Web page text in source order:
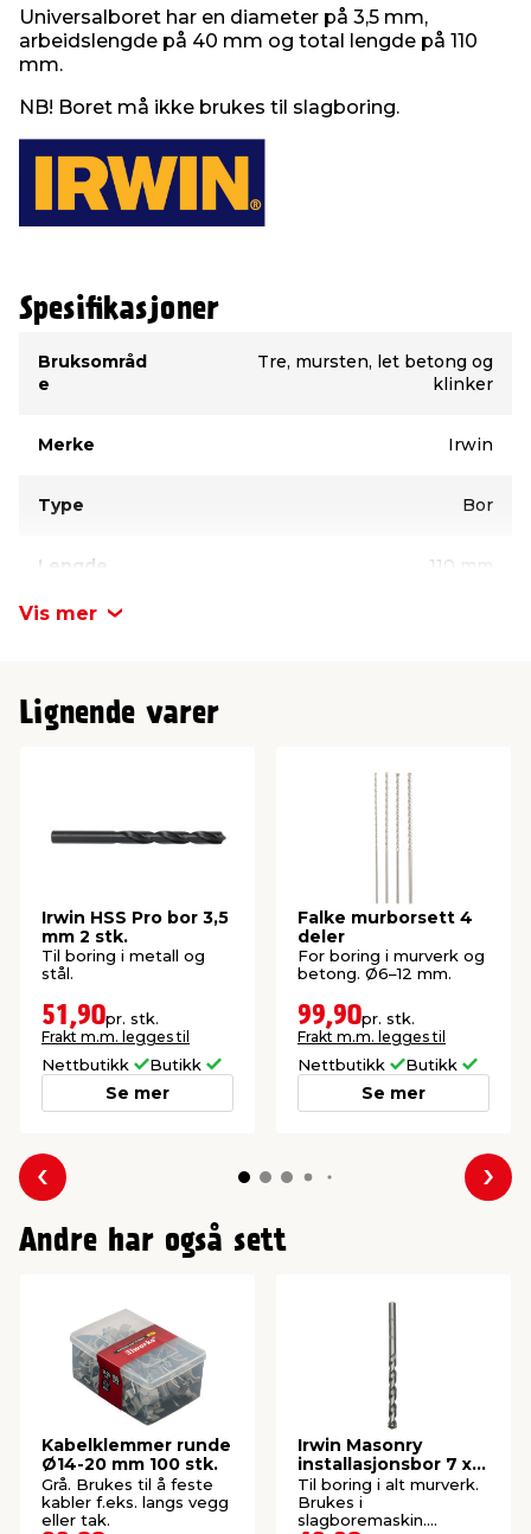
Universalboret har en diameter på 3,5 mm,
arbeidslengde på 40 mm og total lengde på 110
mm.
NB! Boret må ikke brukes til slagboring.
Spesifikasjoner
Bruksområd
e
Tre, mursten, let betong og
klinker
Merke Irwin
Type Bor
Lengde 110 mm
Diameter
Vis mer
Lignende varer
Irwin HSS Pro bor 3,5
mm 2 stk.
Til boring i metall og
stål.
51,90pr. stk.
Frakt m.m. legges til
Nettbutikk Butikk
Se mer
Falke murborsett 4
deler
For boring i murverk og
betong. Ø6–12 mm.
99,90pr. stk.
Frakt m.m. legges til
Nettbutikk Butikk
Se mer
Forrige
Andre har også sett
Kabelklemmer runde
Ø14-20 mm 100 stk.
Grå. Brukes til å feste
kabler f.eks. langs vegg
eller tak.
Irwin Masonry
installasjonsbor 7 x
100 mm
Til boring i alt murverk.
Brukes i
slagboremaskin.